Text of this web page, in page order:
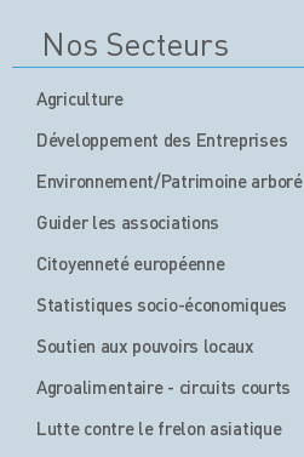
Nos Secteurs
Agriculture
Développement des Entreprises
Environnement/Patrimoine arboré
Guider les associations
Citoyenneté européenne
Statistiques socio-économiques
Soutien aux pouvoirs locaux
Agroalimentaire - circuits courts
Lutte contre le frelon asiatique